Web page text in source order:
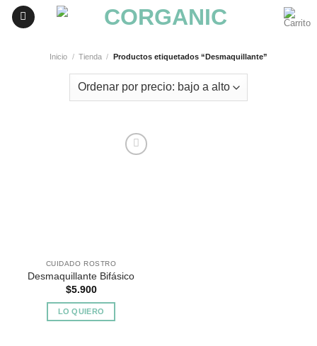
Skip
Inicio / Tienda / Productos etiquetados “Desmaquillante”
CUIDADO ROSTRO
Desmaquillante Bifásico
$5.900
LO QUIERO